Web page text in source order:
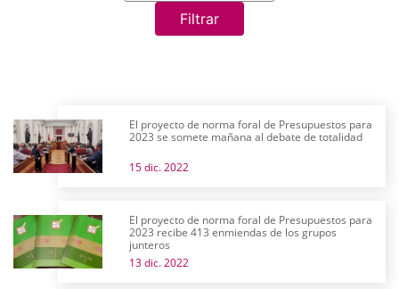
Filtrar
El proyecto de norma foral de Presupuestos para
2023 se somete mañana al debate de totalidad
15 dic. 2022
El proyecto de norma foral de Presupuestos para
2023 recibe 413 enmiendas de los grupos
junteros
13 dic. 2022